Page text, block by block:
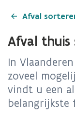
Afval
Afval thuis
In
zoveel
vindt u een
belangrijkste